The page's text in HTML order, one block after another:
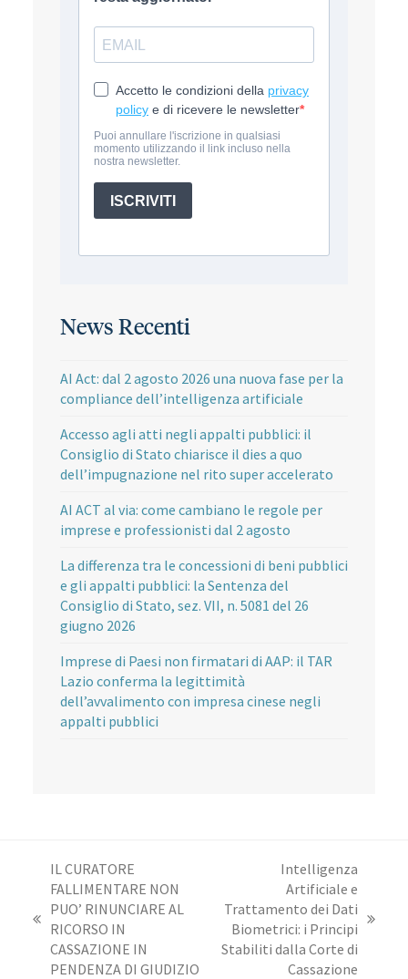
News Recenti
AI Act: dal 2 agosto 2026 una nuova fase per la
compliance dell’intelligenza artificiale
Accesso agli atti negli appalti pubblici: il
Consiglio di Stato chiarisce il dies a quo
dell’impugnazione nel rito super accelerato
AI ACT al via: come cambiano le regole per
imprese e professionisti dal 2 agosto
La differenza tra le concessioni di beni pubblici
e gli appalti pubblici: la Sentenza del
Consiglio di Stato, sez. VII, n. 5081 del 26
giugno 2026
Imprese di Paesi non firmatari di AAP: il TAR
Lazio conferma la legittimità
dell’avvalimento con impresa cinese negli
appalti pubblici
post
precedente:
IL CURATORE
FALLIMENTARE NON
PUO’ RINUNCIARE AL
RICORSO IN
CASSAZIONE IN
PENDENZA DI GIUDIZIO
articolo
successivo:
Intelligenza
Artificiale e
Trattamento dei Dati
Biometrici: i Principi
Stabiliti dalla Corte di
Cassazione